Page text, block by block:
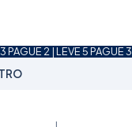
PAGUE 2 | LEVE 5 PAGUE 3